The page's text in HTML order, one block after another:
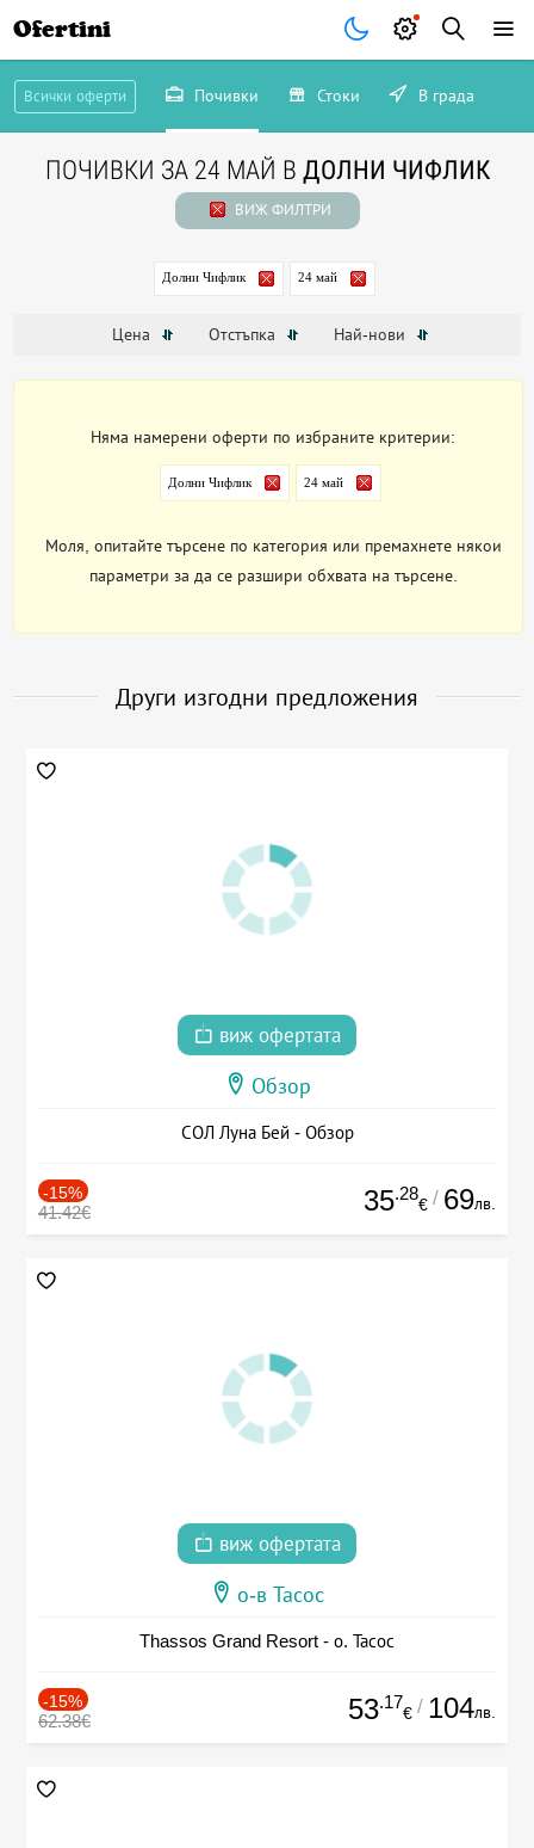
Ofertini
Всички оферти Почивки Стоки В града
ПОЧИВКИ ЗА 24 МАЙ В ДОЛНИ ЧИФЛИК
ВИЖ ФИЛТРИ
Долни Чифлик 24 май
Цена Отстъпка Най-нови
Няма намерени оферти по избраните критерии:
Долни Чифлик 24 май
Моля, опитайте търсене по категория или премахнете някои
параметри за да се разшири обхвата на търсене.
Други изгодни предложения
виж офертата
Обзор
СОЛ Луна Бей - Обзор
-15%
41.42€ 35.28
€ / 69лв.
виж офертата
о-в Тасос
Thassos Grand Resort - о. Тасос
-15%
62.38€ 53.17
€ / 104лв.